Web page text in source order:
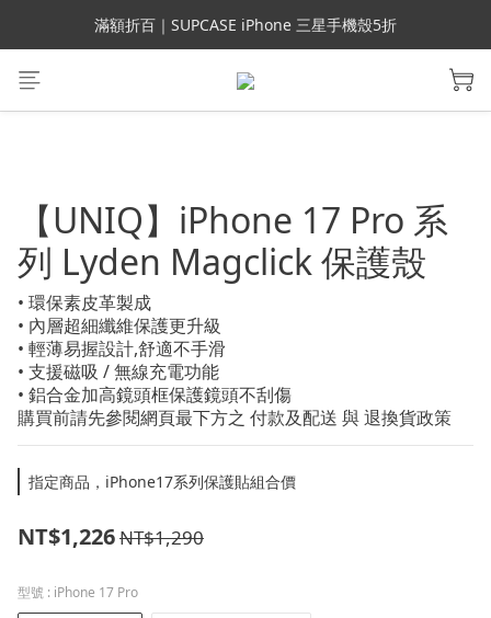
會員699免運｜父親節禮手機殼5折、行動電源66折
滿額折百｜SUPCASE iPhone 三星手機殼5折
會員699免運｜父親節禮手機殼5折、行動電源66折
【UNIQ】iPhone 17 Pro 系
列 Lyden Magclick 保護殼
• 環保素皮革製成
• 內層超細纖維保護更升級
• 輕薄易握設計,舒適不手滑
• 支援磁吸 / 無線充電功能
• 鋁合金加高鏡頭框保護鏡頭不刮傷
購買前請先參閱網頁最下方之 付款及配送 與 退換貨政策
指定商品，iPhone17系列保護貼組合價
NT$1,226NT$1,290
型號 : iPhone 17 Pro